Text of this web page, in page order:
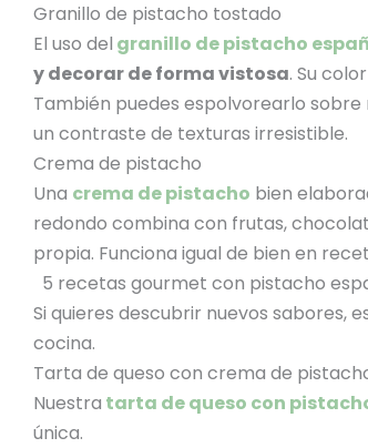
Granillo de pistacho tostado
El uso del granillo de pistacho
y decorar de forma vistosa. Su
También puedes espolvorearlo
un contraste de texturas irresistible.
Crema de pistacho
Una crema de pistacho bien
redondo combina con frutas,
propia. Funciona igual de bien en
5 recetas gourmet con pistacho
Si quieres descubrir nuevos sabores,
cocina.
Tarta de queso con crema de
Nuestra tarta de queso con
única.